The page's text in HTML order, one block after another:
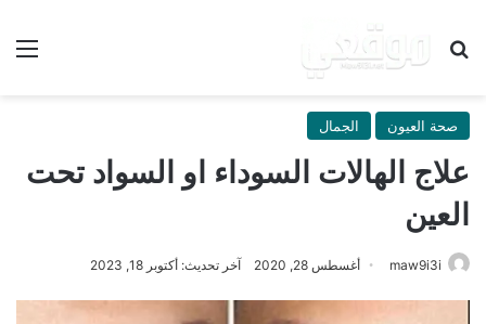
بحث عن
صحة العيون الجمال
علاج الهالات السوداء او السواد تحت
العين
maw9i3i أغسطس 28, 2020 آخر تحديث: أكتوبر 18, 2023